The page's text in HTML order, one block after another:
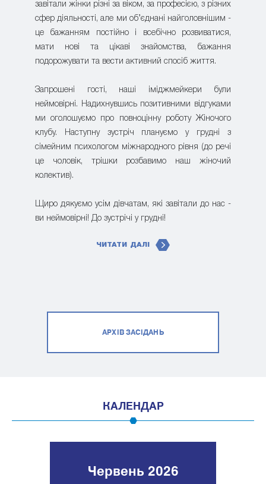
завітали жінки різні за віком, за професією, з різних
сфер діяльності, але ми об’єднані найголовнішим -
це бажанням постійно і всебічно розвиватися,
мати нові та цікаві знайомства, бажання
подорожувати та вести активний спосіб життя.
Запрошені гості, наші іміджмейкери були
неймовірні. Надихнувшись позитивними відгуками
ми оголошуємо про повноцінну роботу Жіночого
клубу. Наступну зустріч плануємо у грудні з
сімейним психологом міжнародного рівня (до речі
це чоловік, трішки розбавимо наш жіночий
колектив).
Щиро дякуємо усім дівчатам, які завітали до нас -
ви неймовірні! До зустрічі у грудні!
ЧИТАТИ ДАЛІ
АРХІВ ЗАСІДАНЬ
КАЛЕНДАР
Червень 2026